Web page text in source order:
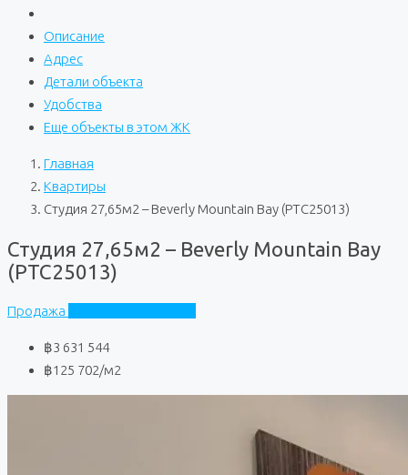
Описание
Адрес
Детали объекта
Удобства
Еще объекты в этом ЖК
Главная
Квартиры
Студия 27,65м2 – Beverly Mountain Bay (PTC25013)
Студия 27,65м2 – Beverly Mountain Bay
(PTC25013)
Продажа
฿3 631 544
฿125 702/м2